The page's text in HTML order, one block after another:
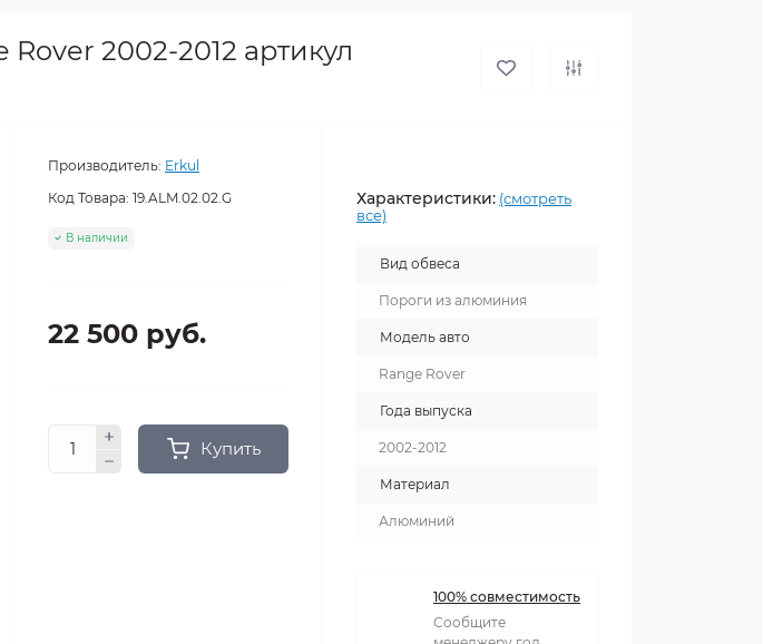
2002-2012 артикул
Производитель: Erkul
Код Товара: 19.ALM.02.02.G
В наличии
22 500 руб.
Купить
Характеристики: (смотреть
все)
Вид обвеса
Пороги из алюминия
Модель авто
Range Rover
Года выпуска
2002-2012
Материал
Алюминий
100% совместимость
Сообщите